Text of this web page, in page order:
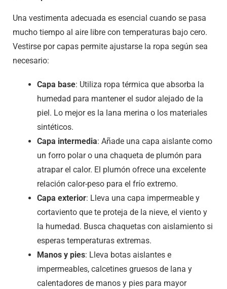
Una vestimenta adecuada es esencial cuando se pasa
mucho tiempo al aire libre con temperaturas bajo cero.
Vestirse por capas permite ajustarse la ropa según sea
necesario:
Capa base: Utiliza ropa térmica que absorba la
humedad para mantener el sudor alejado de la
piel. Lo mejor es la lana merina o los materiales
sintéticos.
Capa intermedia: Añade una capa aislante como
un forro polar o una chaqueta de plumón para
atrapar el calor. El plumón ofrece una excelente
relación calor-peso para el frío extremo.
Capa exterior: Lleva una capa impermeable y
cortaviento que te proteja de la nieve, el viento y
la humedad. Busca chaquetas con aislamiento si
esperas temperaturas extremas.
Manos y pies: Lleva botas aislantes e
impermeables, calcetines gruesos de lana y
calentadores de manos y pies para mayor